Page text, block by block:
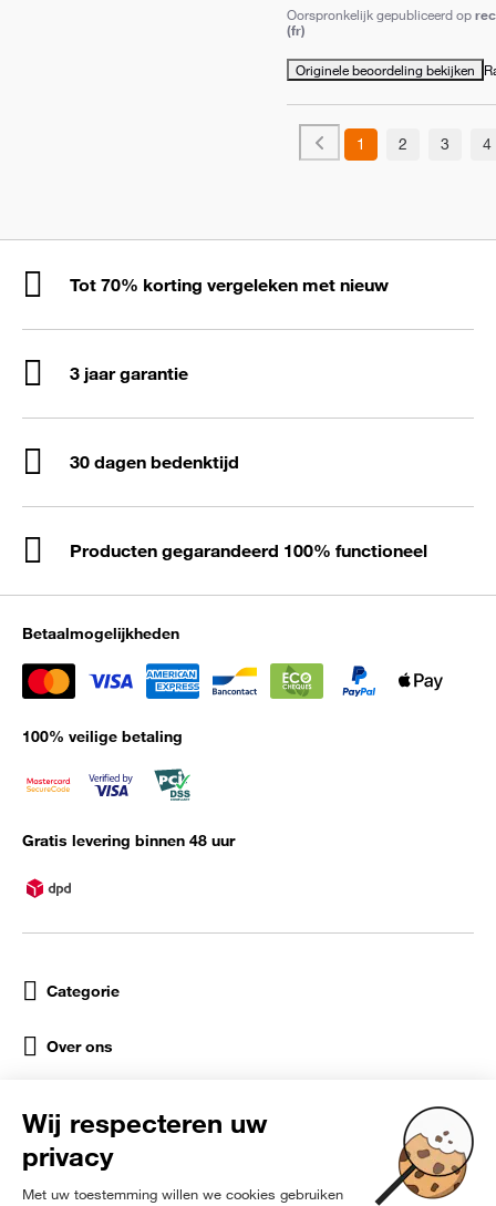
Oorspronkelijk gepubliceerd op
(fr)
Originele beoordeling bekijken
1 2 3 4
Tot 70% korting vergeleken met nieuw
3 jaar garantie
30 dagen bedenktijd
Producten gegarandeerd 100% functioneel
Betaalmogelijkheden
100% veilige betaling
Gratis levering binnen 48 uur
Categorie
Over ons
Sociale netwerken